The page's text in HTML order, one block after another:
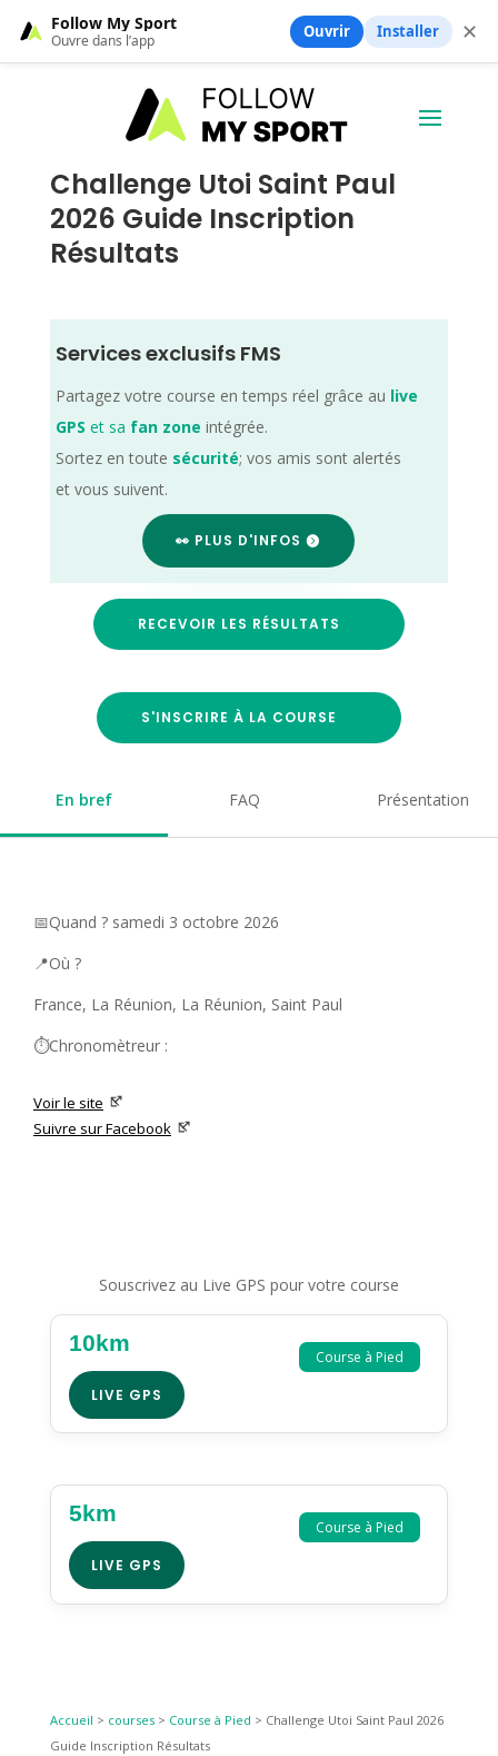
Challenge Utoi Saint Paul
2026 Guide Inscription
Résultats
Services exclusifs FMS
Partagez votre course en temps réel grâce au live
GPS et sa fan zone intégrée.
Sortez en toute sécurité; vos amis sont alertés
et vous suivent.
👀 PLUS D'INFOS
RECEVOIR LES RÉSULTATS
S'INSCRIRE À LA COURSE
En bref FAQ Présentation
📅Quand ? samedi 3 octobre 2026
📍Où ?
France, La Réunion, La Réunion, Saint Paul
⏱️Chronomètreur :
Voir le site
Suivre sur Facebook
Souscrivez au Live GPS pour votre course
Course à Pied
10km
LIVE GPS
Course à Pied
5km
LIVE GPS
Accueil > courses> Course à Pied > Challenge Utoi Saint Paul 2026
Guide Inscription Résultats
Follow My Sport
Ouvre dans l’app Ouvrir Installer ✕